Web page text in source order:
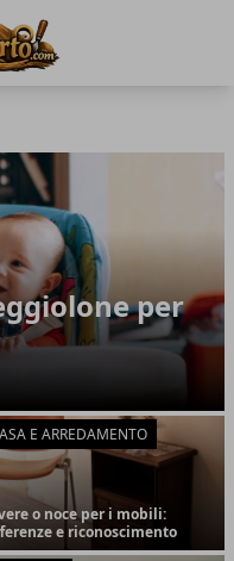
per
E ARREDAMENTO
o noce per i mobili:
e riconoscimento